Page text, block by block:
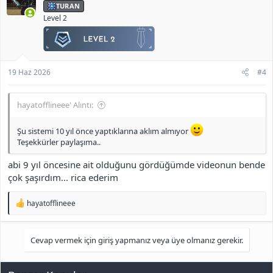
r
:
TURAN
Level 2
19 Haz 2026 #4
hayatofflineee' Alıntı:
Şu sistemi 10 yıl önce yaptıklarına aklım almıyor
Teşekkürler paylaşıma..
abi 9 yıl öncesine ait olduğunu gördüğümde videonun bende
çok şaşırdım... rica ederim
T
p
l
e
hayatofflineee
Cevap vermek için giriş yapmanız veya üye olmanız gerekir.